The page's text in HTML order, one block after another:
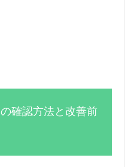
確認方法と改善前